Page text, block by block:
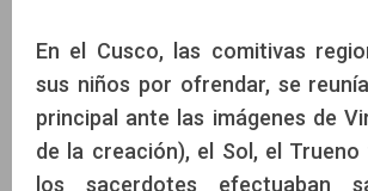
En el Cusco, las comitivas
sus niños por ofrendar, se
principal ante las imágenes de
de la creación), el Sol, el Trueno
los sacerdotes efectuaban